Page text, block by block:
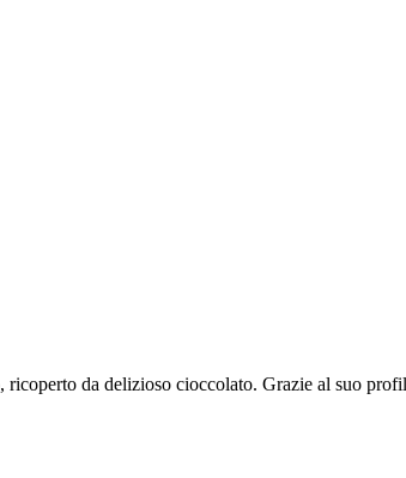
da delizioso cioccolato. Grazie al suo